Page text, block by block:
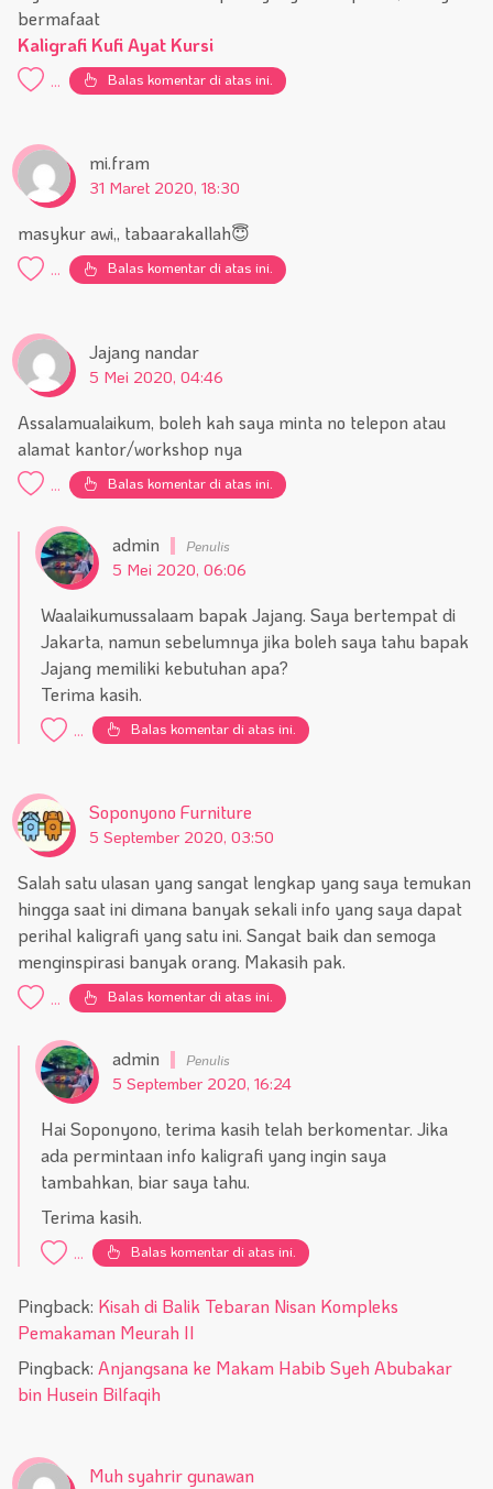
bermafaat
Kaligrafi Kufi Ayat Kursi
... Balas komentar di atas ini.
mi.fram
31 Maret 2020, 18:30
masykur awi,, tabaarakallah😇
... Balas komentar di atas ini.
Jajang nandar
5 Mei 2020, 04:46
Assalamualaikum, boleh kah saya minta no telepon atau
alamat kantor/workshop nya
... Balas komentar di atas ini.
admin
5 Mei 2020, 06:06
Waalaikumussalaam bapak Jajang. Saya bertempat di
Jakarta, namun sebelumnya jika boleh saya tahu bapak
Jajang memiliki kebutuhan apa?
Terima kasih.
... Balas komentar di atas ini.
Soponyono Furniture
5 September 2020, 03:50
Salah satu ulasan yang sangat lengkap yang saya temukan
hingga saat ini dimana banyak sekali info yang saya dapat
perihal kaligrafi yang satu ini. Sangat baik dan semoga
menginspirasi banyak orang. Makasih pak.
... Balas komentar di atas ini.
admin
5 September 2020, 16:24
Hai Soponyono, terima kasih telah berkomentar. Jika
ada permintaan info kaligrafi yang ingin saya
tambahkan, biar saya tahu.
Terima kasih.
... Balas komentar di atas ini.
Pingback: Kisah di Balik Tebaran Nisan Kompleks
Pemakaman Meurah II
Pingback: Anjangsana ke Makam Habib Syeh Abubakar
bin Husein Bilfaqih
Muh syahrir gunawan